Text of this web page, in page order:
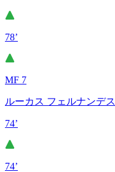
78’
MF 7
ルーカス フェルナンデス
74’
74’